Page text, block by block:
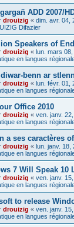
ADD 2007/
drouizig « dim. avr. 04,
Difazier
Speakers of
drouizig « lun. mars
en langues
benn ar
drouizig « lun. févr. 01,
en langues
Office 2010
drouizig « ven. janv.
en langues
a ses caractères
drouizig « lun. janv. 18,
en langues
7 Will Speak 10
drouizig « ven. janv.
en langues
to release
drouizig « ven. janv.
en langues